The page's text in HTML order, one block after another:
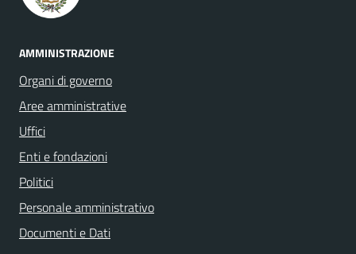
AMMINISTRAZIONE
Organi di governo
Aree amministrative
Uffici
Enti e fondazioni
Politici
Personale amministrativo
Documenti e Dati